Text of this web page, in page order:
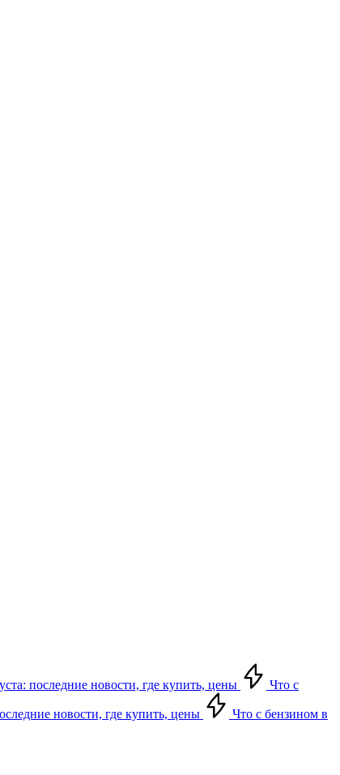
последние новости, где купить, цены Что с
новости, где купить, цены
Что с бензином в